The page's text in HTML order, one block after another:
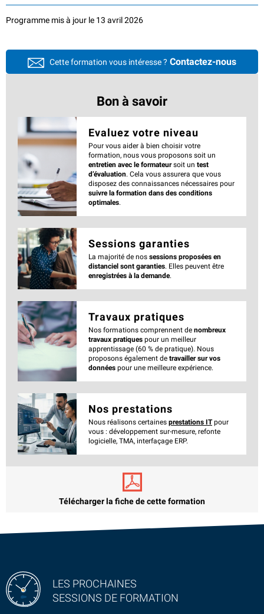
Programme mis à jour le 13 avril 2026
Cette formation vous intéresse ? Contactez-nous
Bon à savoir
Evaluez votre niveau
Pour vous aider à bien choisir votre
formation, nous vous proposons soit un
entretien avec le formateursoit un test
d’évaluation. Cela vous assurera que vous
disposez des connaissances nécessaires pour
suivre la formation dans des conditions
optimales.
Sessions garanties
La majorité de nos sessions proposées en
distanciel sont garanties. Elles peuvent être
enregistrées à la demande.
Travaux pratiques
Nos formations comprennent de nombreux
travaux pratiques pour un meilleur
apprentissage (60 % de pratique). Nous
proposons également de travailler sur vos
données pour une meilleure expérience.
Nos prestations
Nous réalisons certaines prestations ITpour
vous : développement sur-mesure, refonte
logicielle, TMA, interfaçage ERP.
Télécharger la fiche de cette formation
LES PROCHAINES
SESSIONS DE FORMATION